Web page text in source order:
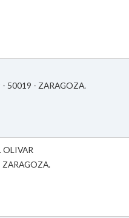
- 50019 - ZARAGOZA.
OLIVAR
ZARAGOZA.